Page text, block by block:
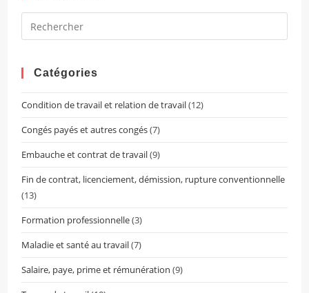
Catégories
Condition de travail et relation de travail(12)
Congés payés et autres congés(7)
Embauche et contrat de travail(9)
Fin de contrat, licenciement, démission, rupture conventionnelle
(13)
Formation professionnelle(3)
Maladie et santé au travail(7)
Salaire, paye, prime et rémunération (9)